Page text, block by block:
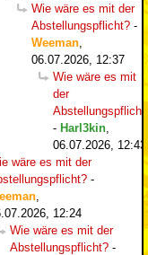
Wie wäre es mit der
Abstellungspflicht? -
Weeman
06.07.2026, 12:37
Wie wäre es mit
der
- Harl3kin
06.07.2026, 12:43
wäre es mit der
-
12:24
Wie wäre es mit der
Abstellungspflicht? -